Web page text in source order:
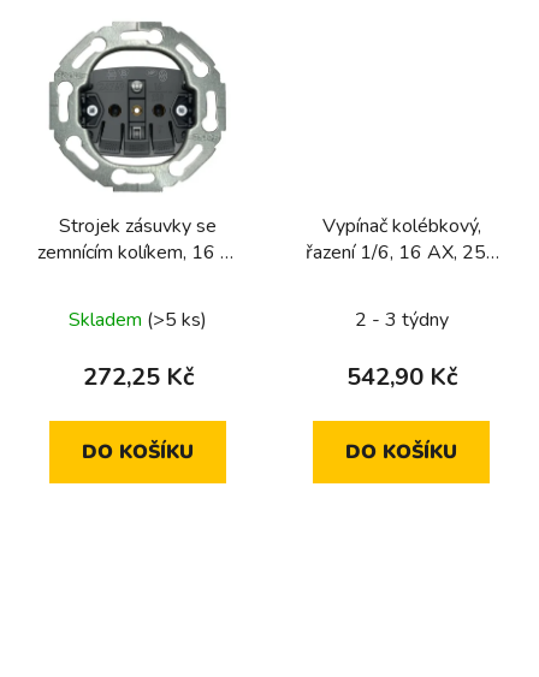
Strojek zásuvky se
zemnícím kolíkem, 16 A,
svorky, kulaté série,
one.platform
Skladem (>5 ks)
272,25 Kč
DO KOŠÍKU
Vypínač kolébkový,
řazení 1/6, 16 AX, 250
kulaté série
2 - 3 týdny
542,90 Kč
DO KOŠÍKU